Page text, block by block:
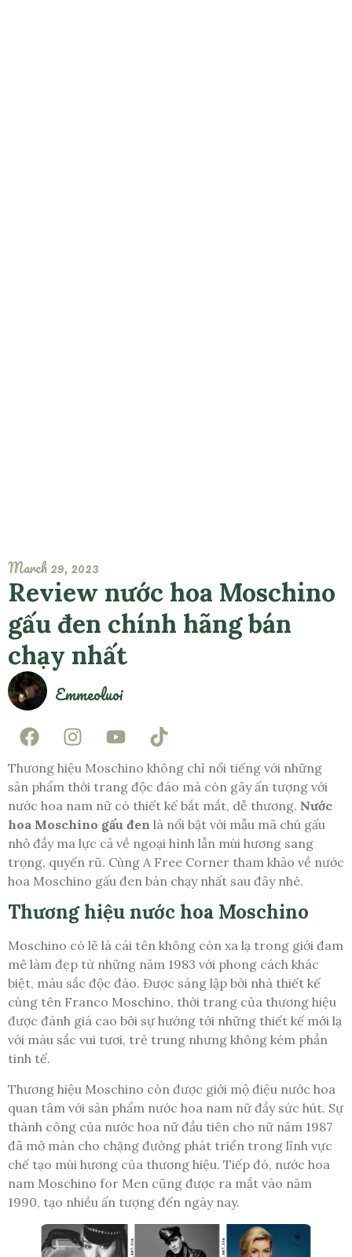
March 29, 2023
Review nước hoa Moschino
gấu đen chính hãng bán
chạy nhất
Emmeoluoi
Thương hiệu Moschino không chỉ nổi tiếng với những
sản phẩm thời trang độc đáo mà còn gây ấn tượng với
nước hoa nam nữ có thiết kế bắt mắt, dễ thương. Nước
hoa Moschino gấu đen là nổi bật với mẫu mã chú gấu
nhỏ đầy ma lực cả về ngoại hình lẫn mùi hương sang
trọng, quyến rũ. Cùng A Free Corner tham khảo về nước
hoa Moschino gấu đen bán chạy nhất sau đây nhé.
Thương hiệu nước hoa Moschino
Moschino có lẽ là cái tên không còn xa lạ trong giới đam
mê làm đẹp từ những năm 1983 với phong cách khác
biệt, màu sắc độc đáo. Được sáng lập bởi nhà thiết kế
cùng tên Franco Moschino, thời trang của thương hiệu
được đánh giá cao bởi sự hướng tới những thiết kế mới lạ
với màu sắc vui tươi, trẻ trung nhưng không kém phần
tinh tế.
Thương hiệu Moschino còn được giới mộ điệu nước hoa
quan tâm với sản phẩm nước hoa nam nữ đầy sức hút. Sự
thành công của nước hoa nữ đầu tiên cho nữ năm 1987
đã mở màn cho chặng đường phát triển trong lĩnh vực
chế tạo mùi hương của thương hiệu. Tiếp đó, nước hoa
nam Moschino for Men cũng được ra mắt vào năm
1990, tạo nhiều ấn tượng đến ngày nay.